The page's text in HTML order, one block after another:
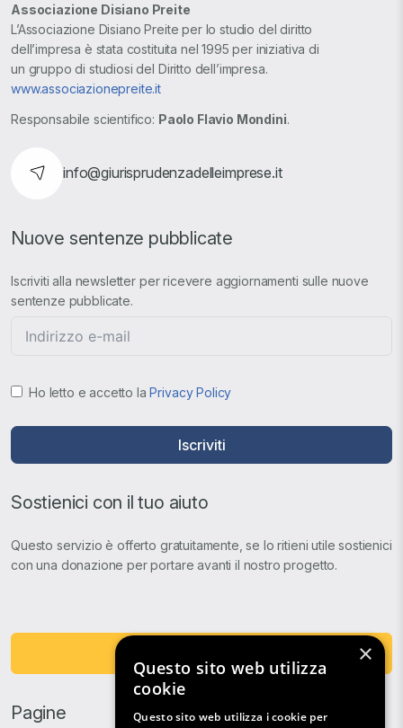
Associazione Disiano Preite
L’Associazione Disiano Preite per lo studio del diritto
dell’impresa è stata costituita nel 1995 per iniziativa di
un gruppo di studiosi del Diritto dell’impresa.
www.associazionepreite.it
Responsabile scientifico: Paolo Flavio Mondini.
info@giurisprudenzadelleimprese.it
Nuove sentenze pubblicate
Iscriviti alla newsletter per ricevere aggiornamenti sulle nuove
sentenze pubblicate.
Ho letto e accetto laPrivacy Policy
Iscriviti
Sostienici con il tuo aiuto
Questo servizio è offerto gratuitamente, se lo ritieni utile sostienici
con una donazione per portare avanti il nostro progetto.
Pagine
×
Questo sito web utilizza
cookie
Questo sito web utilizza i cookie per